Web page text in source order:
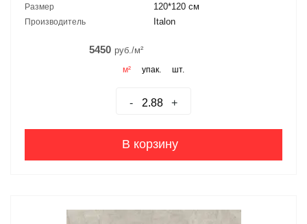
Размер 120*120 см
Производитель Italon
5450 руб./м²
м² упак. шт.
- +
В корзину